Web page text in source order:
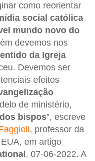
como reorientar
social católica
mundo novo do
devemos nos
da Igreja
Devemos ser
efeitos
de ministério,
bispos”, escreve
, professor da
em artigo
, 07-06-2022. A